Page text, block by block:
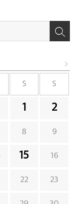
S S
1 2
8 9
15 16
22 23